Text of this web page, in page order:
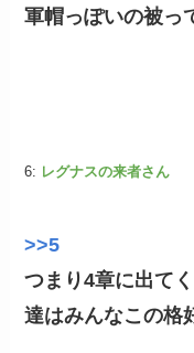
軍帽っぽいの被っ
6: レグナスの来者さん
>>5
つまり4章に出て
達はみんなこの格